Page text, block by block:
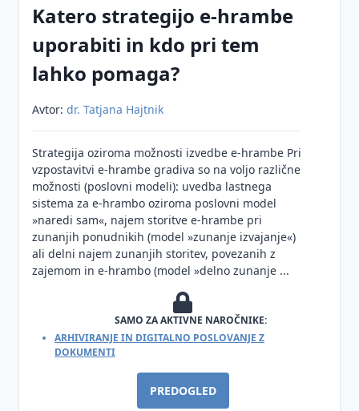
Katero strategijo e-hrambe
uporabiti in kdo pri tem
lahko pomaga?
Avtor: dr. Tatjana Hajtnik
Strategija oziroma možnosti izvedbe e-hrambe Pri
vzpostavitvi e-hrambe gradiva so na voljo različne
možnosti (poslovni modeli): uvedba lastnega
sistema za e-hrambo oziroma poslovni model
»naredi sam«, najem storitve e-hrambe pri
zunanjih ponudnikih (model »zunanje izvajanje«)
ali delni najem zunanjih storitev, povezanih z
zajemom in e-hrambo (model »delno zunanje ...
SAMO ZA AKTIVNE NAROČNIKE:
ARHIVIRANJE IN DIGITALNO POSLOVANJE Z
DOKUMENTI
PREDOGLED